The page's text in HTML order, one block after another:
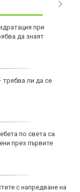
при
да знаят
трябва ли да се
по света са
през първите
с напредване на